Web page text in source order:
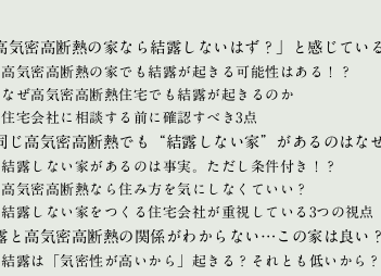
気密高断熱の家なら結露しないはず？」と感じてい
高気密高断熱の家でも結露が起きる可能性はある！？
なぜ高気密高断熱住宅でも結露が起きるのか
住宅会社に相談する前に確認すべき3点
じ高気密高断熱でも“結露しない家”があるのはなぜ
結露しない家があるのは事実。ただし条件付き！？
高気密高断熱なら住み方を気にしなくていい？
結露しない家をつくる住宅会社が重視している3つの視点
と高気密高断熱の関係がわからない…この家は良い
結露は「気密性が高いから」起きる？それとも低いから？